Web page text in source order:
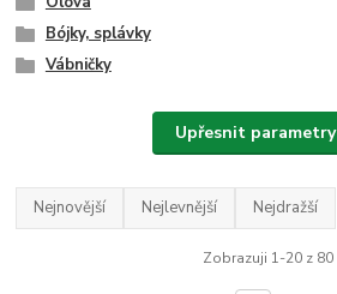
Bójky, splávky
Vábničky
Upřesnit parametry
Nejnovější Nejlevnější Nejdražší
Zobrazuji 1-20 z 80